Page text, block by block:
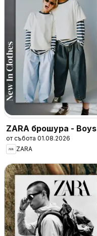
ZARA брошура - Boys
от събота 01.08.2026
ZARA